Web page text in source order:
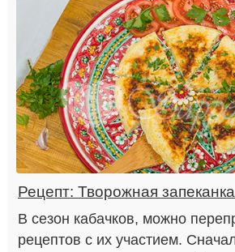
Рецепт: Творожная
В сезон кабачков, можно
рецептов с их участием.